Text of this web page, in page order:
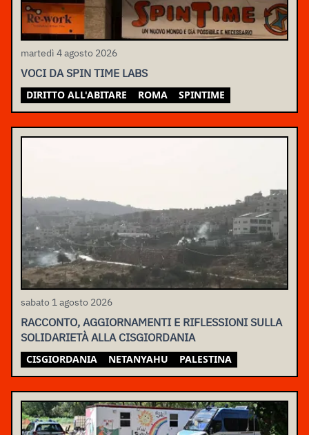
martedì 4 agosto 2026
VOCI DA SPIN TIME LABS
DIRITTO ALL'ABITARE ROMA SPINTIME
sabato 1 agosto 2026
RACCONTO, AGGIORNAMENTI E RIFLESSIONI SULLA
SOLIDARIETÀ ALLA CISGIORDANIA
CISGIORDANIA NETANYAHU PALESTINA